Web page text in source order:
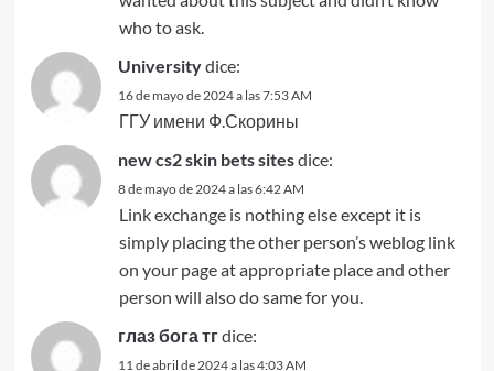
who to ask.
Universitydice:
16 de mayo de 2024 a las 7:53 AM
ГГУ имени Ф.Скорины
new cs2 skin bets sitesdice:
8 de mayo de 2024 a las 6:42 AM
Link exchange is nothing else except it is
simply placing the other person’s weblog link
on your page at appropriate place and other
person will also do same for you.
глаз бога тгdice:
11 de abril de 2024 a las 4:03 AM